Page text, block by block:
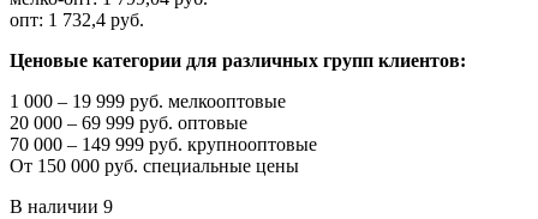
опт: 1 732,4 руб.
Ценовые категории для различных групп клиентов:
1 000 – 19 999 руб. мелкооптовые
20 000 – 69 999 руб. оптовые
70 000 – 149 999 руб. крупнооптовые
От 150 000 руб. специальные цены
В наличии 9